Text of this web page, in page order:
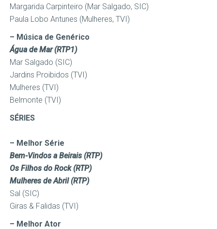
Margarida Carpinteiro (Mar Salgado, SIC)
Paula Lobo Antunes (Mulheres, TVI)
– Música de Genérico
Água de Mar (RTP1)
Mar Salgado (SIC)
Jardins Proibidos (TVI)
Mulheres (TVI)
Belmonte (TVI)
SÉRIES
– Melhor Série
Bem-Vindos a Beirais (RTP)
Os Filhos do Rock (RTP)
Mulheres de Abril (RTP)
Sal (SIC)
Giras & Falidas (TVI)
– Melhor Ator